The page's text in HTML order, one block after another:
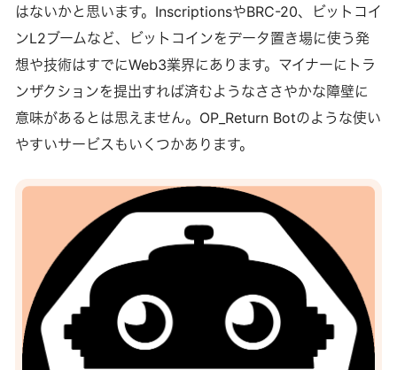
はないかと思います。InscriptionsやBRC-20、ビットコイ
ンL2ブームなど、ビットコインをデータ置き場に使う発
想や技術はすでにWeb3業界にあります。マイナーにトラ
ンザクションを提出すれば済むようなささやかな障壁に
意味があるとは思えません。OP_Return Botのような使い
やすいサービスもいくつかあります。